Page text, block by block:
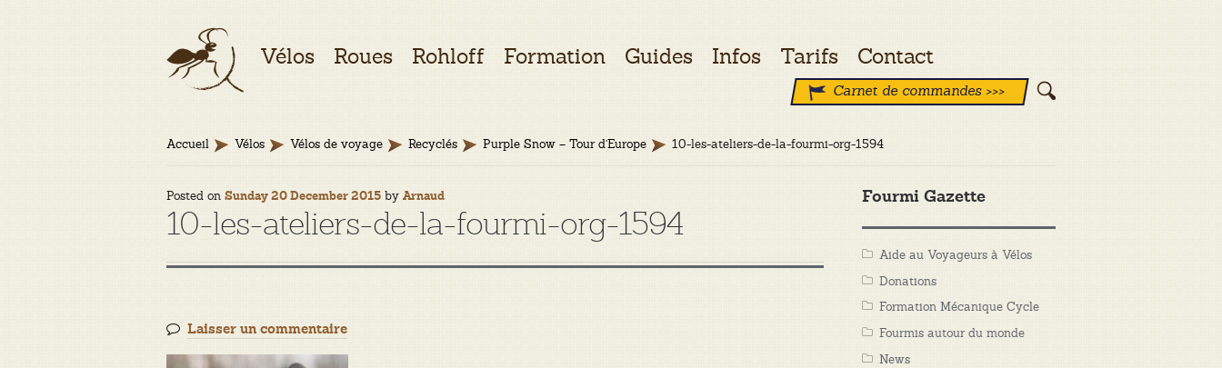
Aller
Aller
au
Vélos Roues Rohloff Formation Guides Infos Tarifs Contact
Carnet de commandes >>>
Accueil Vélos Vélos de voyage Recyclés Purple Snow – Tour d’Europe 10-les-ateliers-de-la-fourmi-org-1594
Posted onSunday 20 December 2015 byArnaud
10-les-ateliers-de-la-fourmi-org-1594
Laisser un commentaire
Fourmi Gazette
Aide au Voyageurs à Vélos
Donations
Formation Mécanique Cycle
Fourmis autour du monde
News